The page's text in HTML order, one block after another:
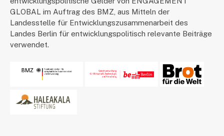
GLOBAL im Auftrag des BMZ, aus Mitteln der
Landesstelle für Entwicklungszusammenarbeit des
Landes Berlin für entwicklungspolitisch relevante Beiträge
verwendet.